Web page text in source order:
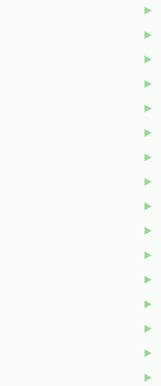
►
►
►
►
►
►
►
►
►
►
►
►
►
►
►
►